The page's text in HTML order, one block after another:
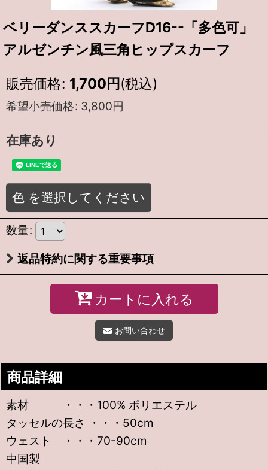
ベリーダンススカーフD16--「多色可」
アルゼンチン風三角ヒップスカーフ
販売価格: 1,700円(税込)
希望小売価格: 3,800円
在庫あり
色 を選択してください
数量:
返品特約に関する重要事項
カートに入れる
お問い合わせ
商品詳細
素材 ・・・100% ポリエステル
タッセルの長さ ・・・50cm
ウェスト ・・・70-90cm
中国製